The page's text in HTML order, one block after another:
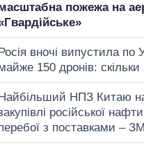
пожежа на
вночі випустила по
150 дронів:
НПЗ Китаю
російської
з поставками –